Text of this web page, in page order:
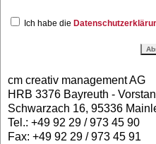
Ich habe die
cm creativ management AG
HRB 3376 Bayreuth -
Schwarzach 16, 95336
Tel.: +49 92 29 / 973 45 90
Fax: +49 92 29 / 973 45 91